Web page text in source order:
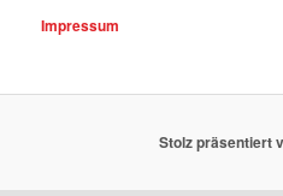
Impressum
Stolz präsentiert